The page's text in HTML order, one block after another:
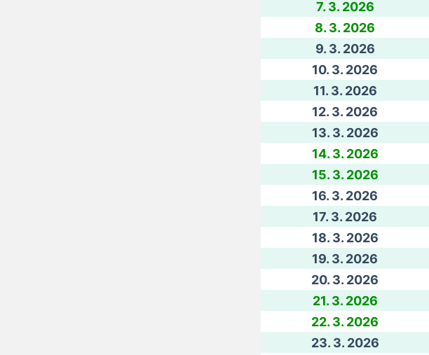
7. 3. 2026
8. 3. 2026
9. 3. 2026
10. 3. 2026
11. 3. 2026
12. 3. 2026
13. 3. 2026
14. 3. 2026
15. 3. 2026
16. 3. 2026
17. 3. 2026
18. 3. 2026
19. 3. 2026
20. 3. 2026
21. 3. 2026
22. 3. 2026
23. 3. 2026